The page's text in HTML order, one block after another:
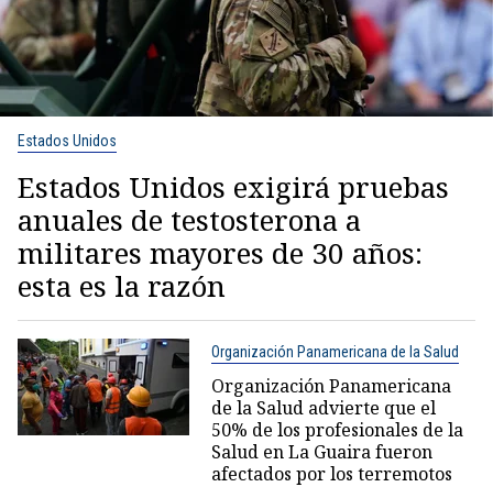
Estados Unidos
Estados Unidos exigirá pruebas
anuales de testosterona a
militares mayores de 30 años:
esta es la razón
Organización Panamericana de la Salud
Organización Panamericana
de la Salud advierte que el
50% de los profesionales de la
Salud en La Guaira fueron
afectados por los terremotos